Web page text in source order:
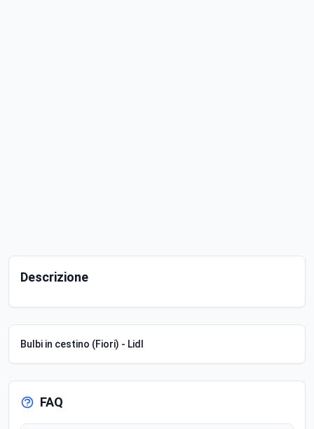
Descrizione
Bulbi in cestino (Fiori) - Lidl
FAQ